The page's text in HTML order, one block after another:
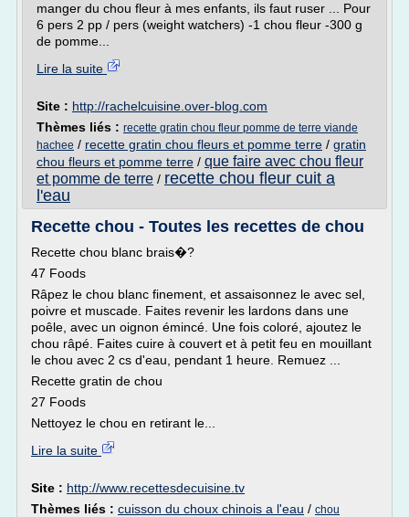
manger du chou fleur à mes enfants, ils faut ruser ... Pour
6 pers 2 pp / pers (weight watchers) -1 chou fleur -300 g
de pomme...
Lire la suite
Site : http://rachelcuisine.over-blog.com
Thèmes liés : recette gratin chou fleur pomme de terre viande
hachee / recette gratin chou fleurs et pomme terre / gratin
chou fleurs et pomme terre / que faire avec chou fleur
et pomme de terre / recette chou fleur cuit a
l'eau
Recette chou - Toutes les recettes de chou
Recette chou blanc brais�?
47 Foods
Râpez le chou blanc finement, et assaisonnez le avec sel,
poivre et muscade. Faites revenir les lardons dans une
poêle, avec un oignon émincé. Une fois coloré, ajoutez le
chou râpé. Faites cuire à couvert et à petit feu en mouillant
le chou avec 2 cs d'eau, pendant 1 heure. Remuez ...
Recette gratin de chou
27 Foods
Nettoyez le chou en retirant le...
Lire la suite
Site : http://www.recettesdecuisine.tv
Thèmes liés : cuisson du choux chinois a l'eau / chou